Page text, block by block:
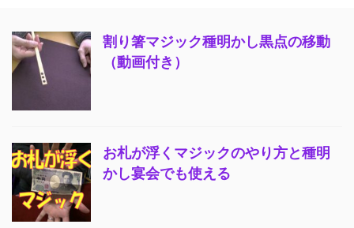
割り箸マジック種明かし黒点の移動
（動画付き）
お札が浮くマジックのやり方と種明
かし宴会でも使える